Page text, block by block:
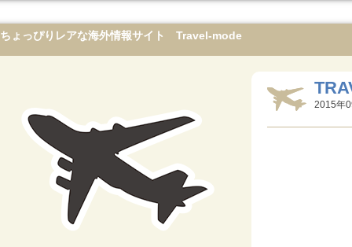
ちょっぴりレアな海外情報サイト Travel-mode
2015年